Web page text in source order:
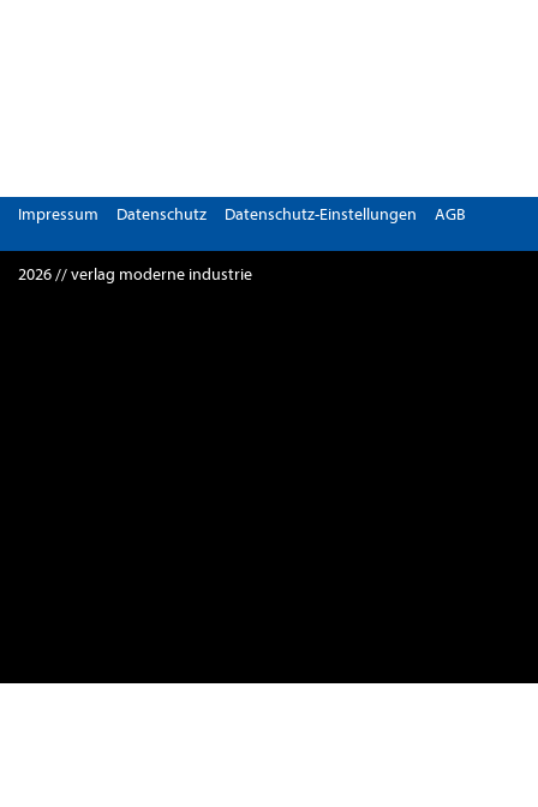
Impressum Datenschutz Datenschutz-Einstellungen AGB
2026 // verlag moderne industrie